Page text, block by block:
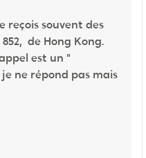
reçois souvent des
de Hong Kong.
est un "
ne répond pas mais